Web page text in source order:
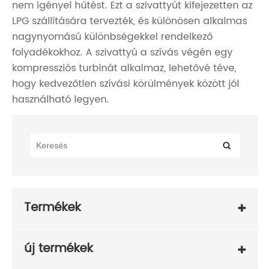
nem igényel hűtést. Ezt a szivattyút kifejezetten az
LPG szállítására tervezték, és különösen alkalmas
nagynyomású különbségekkel rendelkező
folyadékokhoz. A szivattyú a szívás végén egy
kompressziós turbinát alkalmaz, lehetővé téve,
hogy kedvezőtlen szívási körülmények között jól
használható legyen.
Termékek
új termékek